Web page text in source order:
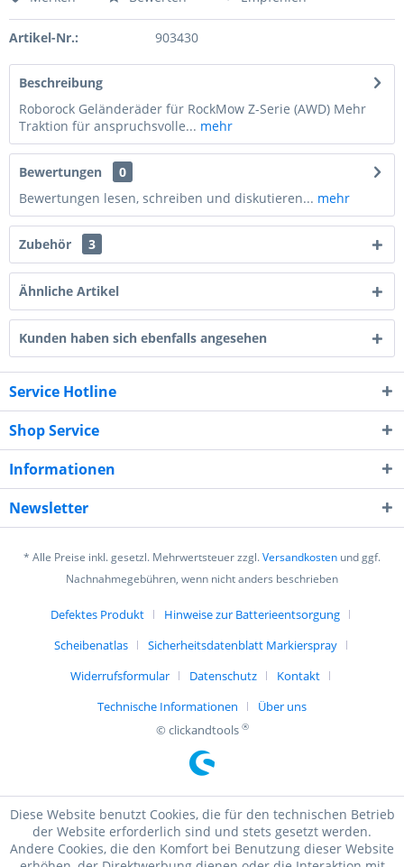
Artikel-Nr.: 903430
Beschreibung
Roborock Geländeräder für RockMow Z-Serie (AWD) Mehr
Traktion für anspruchsvolle... mehr
Bewertungen
0
Bewertungen lesen, schreiben und diskutieren... mehr
Zubehör 3
Ähnliche Artikel
Kunden haben sich ebenfalls angesehen
Service Hotline
Shop Service
Informationen
Newsletter
* Alle Preise inkl. gesetzl. Mehrwertsteuer zzgl.Versandkosten und ggf.
Nachnahmegebühren, wenn nicht anders beschrieben
Defektes Produkt
Hinweise zur Batterieentsorgung
Scheibenatlas
Sicherheitsdatenblatt Markierspray
Widerrufsformular
Datenschutz
Kontakt
Technische Informationen
Über uns
© clickandtools ®
Diese Website benutzt Cookies, die für den technischen Betrieb
der Website erforderlich sind und stets gesetzt werden.
Andere Cookies, die den Komfort bei Benutzung dieser Website